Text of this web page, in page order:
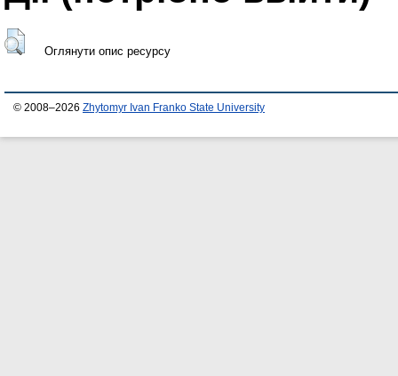
Оглянути опис ресурсу
© 2008–2026 Zhytomyr Ivan Franko State University